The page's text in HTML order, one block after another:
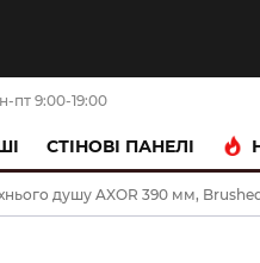
пт 9:00-19:00
CТІНОВІ ПАНЕЛІ
душу AXOR 390 мм,